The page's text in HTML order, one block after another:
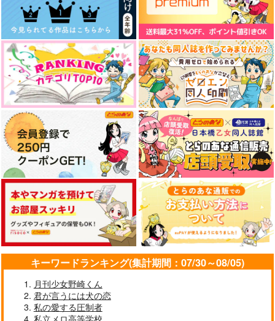
サンプル
作品詳細
サンプル
作品詳細
サンプル
作品詳細
まどろみシークレット
わんころ屋
472円 （税込）
岩泉一×及川徹
作品詳細
アイニージューアイラ
ブユー
lilas
986円（税込）
岩泉一×及川徹
推しに願いを
Anemone
860円（税込）
及川徹
俺（おれ）のこと 好
きになったか！？
木端微塵
専売 487円
ハイキュー!!
影山飛雄×日向翔陽
サンプル
カート
句点の外側｜及日
ヨモ
専売 1,257円（税込）
ハイキュー!!
及川徹×日向翔陽
サンプル
カート
ノーチラス｜治日
ヨモ
専売 1,257円（税込）
ハイキュー!!
宮治×日向翔陽
サンプル
カート
キーワードランキング(集計期間：07/30～08/05)
月刊少女野崎くん
君が言うには犬の恋
私の愛する圧制者